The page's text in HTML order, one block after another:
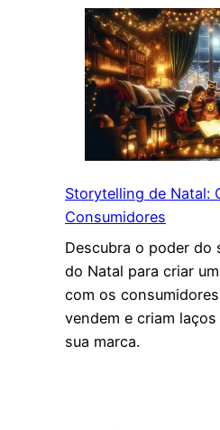
Storytelling de Natal:
Consumidores
Descubra o poder do
do Natal para criar
com os
vendem e criam
sua marca.